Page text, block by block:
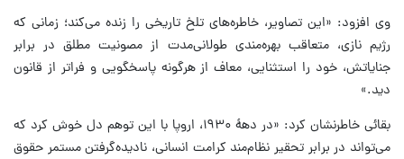
وی افزود: «این تصاویر، خاطره‌های تلخ تاریخی را زنده می‌کند؛ زمانی که
رژیم نازی، متعاقب بهره‌مندی طولانی‌مدت از مصونیت مطلق در برابر
جنایاتش، خود را استثنایی، معاف از هرگونه پاسخگویی و فراتر از قانون
دید.»
بقائی خاطرنشان کرد: «در دههٔ ۱۹۳۰، اروپا با این توهم دل خوش کرد که
می‌تواند در برابر تحقیر نظام‌مند کرامت انسانی، نادیده‌گرفتن مستمر حقوق